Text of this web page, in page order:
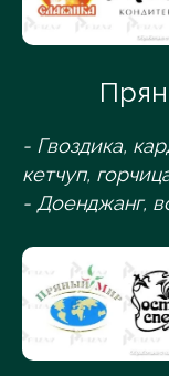
- Гвоздика,
кетчуп,
- Доенджанг,